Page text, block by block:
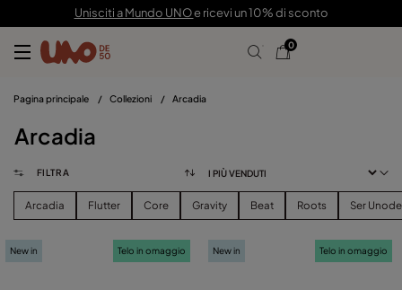
Unisciti a Mundo UNOe ricevi un 10% di sconto
0
Pagina principale / Collezioni / Arcadia
Arcadia
FILTRA
Arcadia Flutter Core Gravity Beat Roots Ser
New in Telo in omaggio New in Telo in omaggio